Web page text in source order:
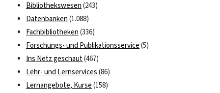
Bibliothekswesen (243)
Datenbanken (1.088)
Fachbibliotheken (336)
Forschungs- und Publikationsservice (5)
Ins Netz geschaut(467)
Lehr- und Lernservices (86)
Lernangebote, Kurse (158)